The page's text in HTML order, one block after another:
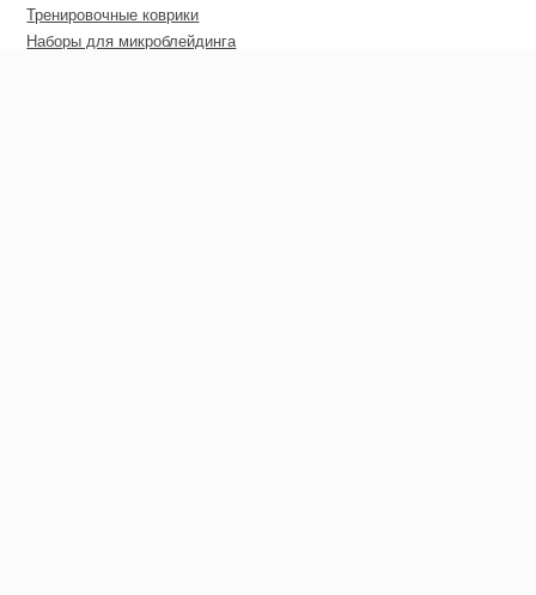
Тренировочные коврики
Наборы для микроблейдинга